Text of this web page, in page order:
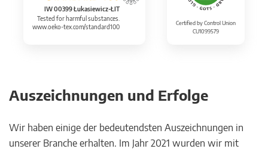
IW 00399 Łukasiewicz-ŁIT
Tested for harmful substances.
www.oeko-tex.com/standard100
Certified by Control Union
CU1099579
Auszeichnungen und Erfolge
Wir haben einige der bedeutendsten Auszeichnungen in
unserer Branche erhalten. Im Jahr 2021 wurden wir mit